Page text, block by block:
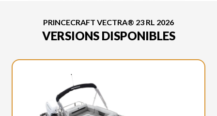
PRINCECRAFT VECTRA® 23 RL 2026
VERSIONS DISPONIBLES